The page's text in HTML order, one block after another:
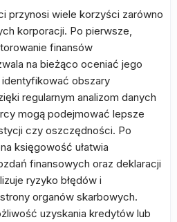
przynosi wiele korzyści zarówno
korporacji. Po pierwsze,
finansów
na bieżąco oceniać jego
obszary
regularnym analizom danych
mogą podejmować lepsze
czy oszczędności. Po
księgowość ułatwia
finansowych oraz deklaracji
ryzyko błędów i
organów skarbowych.
uzyskania kredytów lub